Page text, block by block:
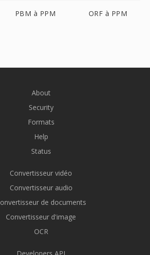
PBM à PPM ORF à PPM
About
Security
Formats
Help
Status
Convertisseur vidéo
Convertisseur audio
de documents
Convertisseur d'image
OCR